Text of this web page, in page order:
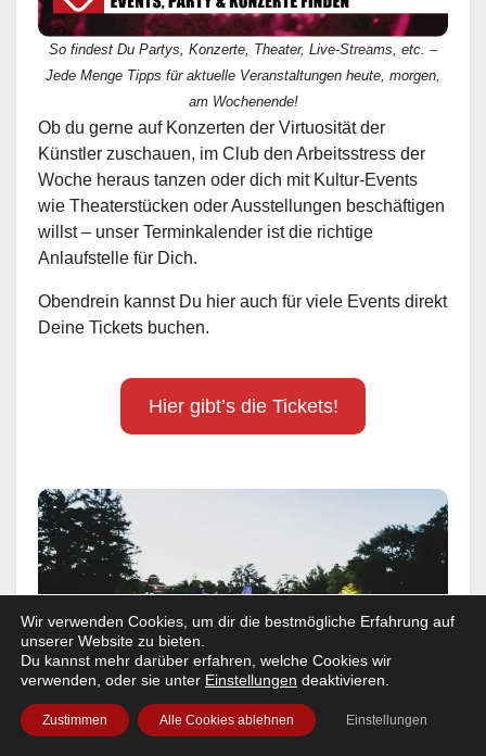
So findest Du Partys, Konzerte, Theater, Live-Streams, etc. –
Jede Menge Tipps für aktuelle Veranstaltungen heute, morgen,
am Wochenende!
Ob du gerne auf Konzerten der Virtuosität der
Künstler zuschauen, im Club den Arbeitsstress der
Woche heraus tanzen oder dich mit Kultur-Events
wie Theaterstücken oder Ausstellungen beschäftigen
willst – unser Terminkalender ist die richtige
Anlaufstelle für Dich.
Obendrein kannst Du hier auch für viele Events direkt
Deine Tickets buchen.
Hier gibt’s die Tickets!
Wir verwenden Cookies, um dir die bestmögliche Erfahrung auf
unserer Website zu bieten.
Du kannst mehr darüber erfahren, welche Cookies wir
verwenden, oder sie unter Einstellungen deaktivieren.
Zustimmen Alle Cookies ablehnen Einstellungen